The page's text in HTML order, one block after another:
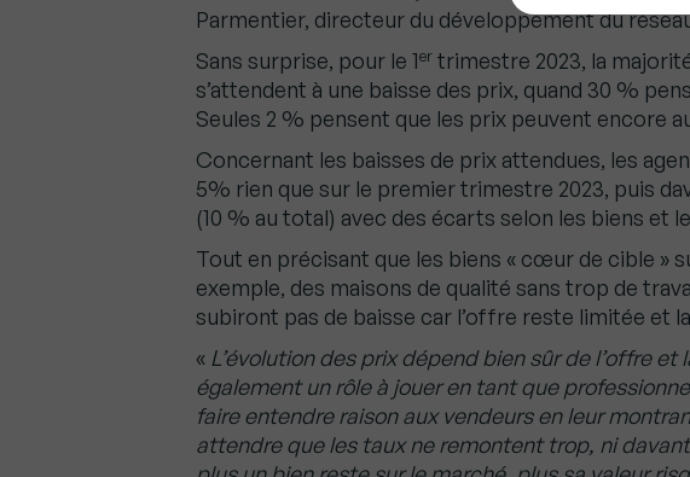
Parmentier, directeur du développement du
Sans surprise, pour le 1er trimestre 2023, la
s’attendent à une baisse des prix, quand 30 %
Seules 2 % pensent que les prix peuvent encore
Concernant les baisses de prix attendues, les
5% rien que sur le premier trimestre 2023, puis
(10 % au total) avec des écarts selon les biens et
Tout en précisant que les biens « cœur de cible »
exemple, des maisons de qualité sans trop de
subiront pas de baisse car l’offre reste limitée et
« L’évolution des prix dépend bien sûr de l’offre
également un rôle à jouer en tant que
faire entendre raison aux vendeurs en leur
attendre que les taux ne remontent trop, ni